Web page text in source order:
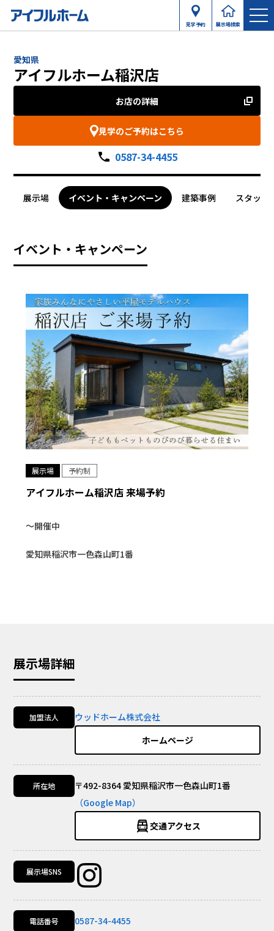
見学予約 展示場検索
愛知県
アイフルホーム稲沢店
お店の詳細
見学のご予約はこちら
0587-34-4455
展示場 イベント・キャンペーン 建築事例 スタッフ
イベント・キャンペーン
展示場 予約制
アイフルホーム稲沢店 来場予約
〜開催中
愛知県稲沢市一色森山町1番
展示場詳細
加盟法人
ウッドホーム株式会社
ホームページ
所在地
〒492-8364 愛知県稲沢市一色森山町1番
（Google Map）
交通アクセス
展示場SNS
電話番号 0587-34-4455